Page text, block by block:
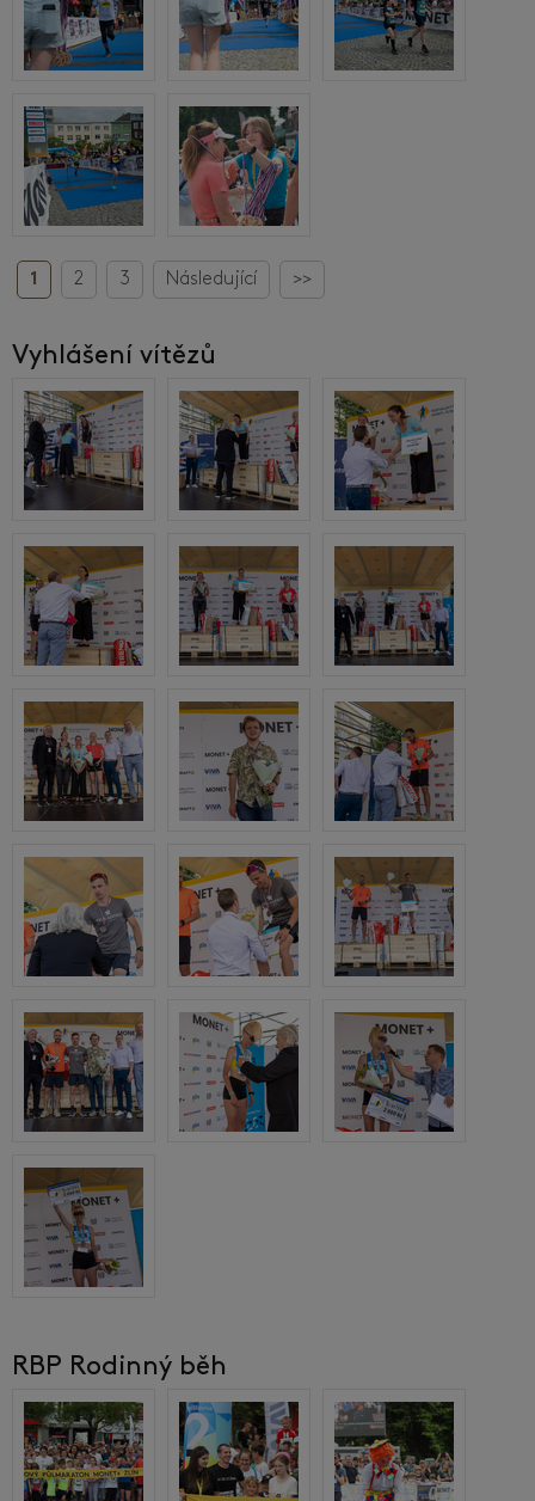
1 2 3 Následující >>
Vyhlášení vítězů
RBP Rodinný běh